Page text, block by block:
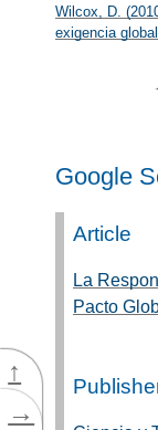
↑
→
Wilcox, D.
exigencia
Google
Article
La
Pacto